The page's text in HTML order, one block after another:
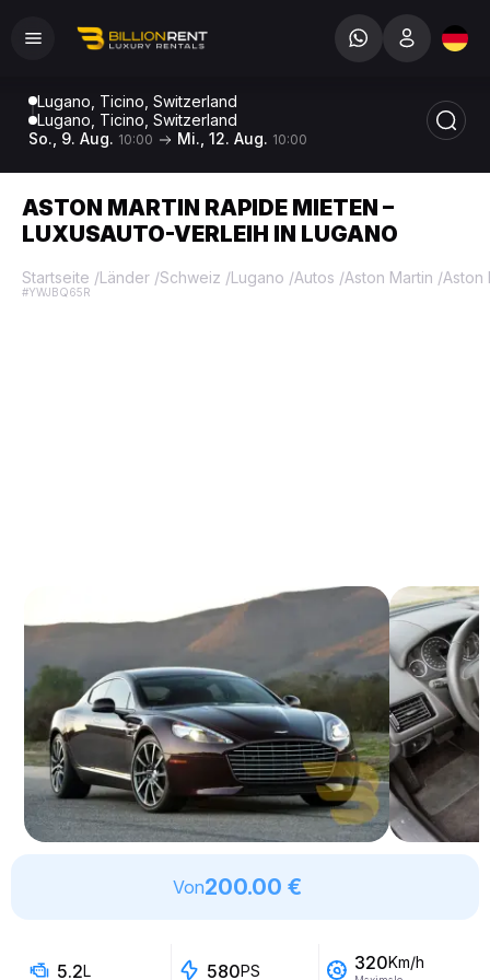
Lugano, Ticino, Switzerland
Lugano, Ticino, Switzerland
So., 9. Aug. 10:00 Mi., 12. Aug. 10:00
ASTON MARTIN RAPIDE MIETEN –
LUXUSAUTO-VERLEIH IN LUGANO
Startseite /Länder /Schweiz /Lugano /Autos /Aston Martin /Aston
#YWJBQ65R
Von200.00 €
5.2L 580PS 320Km/h